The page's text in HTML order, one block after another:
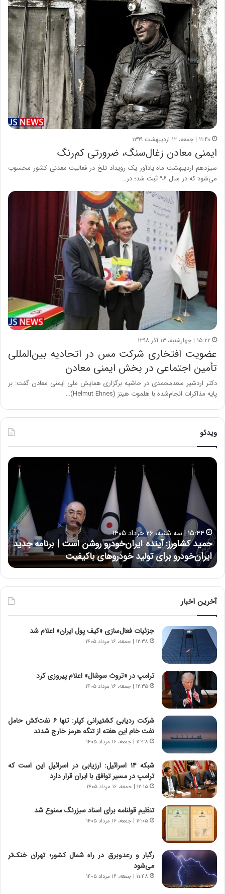
۱۱:۴۰ | جمعه، ۱۲ اردیبهشت ۱۳۹۹
ایمنی معادن زغال‌سنگ، ضرورتی کم‌رنگ
سیزدهم اردیبهشت ماه یادآور یک رویداد تلخ در فعالیت معدنی کشور محسوب
می‌شود که در سال ۹۶ ثبت شد؛ در…
۱۵:۲۲ | چهارشنبه، ۱۳ آذر ۱۳۹۸
عضویت افتخاری شرکت مس در اتحادیه بین‌المللی
تأمین اجتماعی در بخش ایمنی معادن
دکتر اردشیر سعدمحمدی در حاشیه برگزاری همایش ملی ایمنی معادن گفت: بر
پایه مذاکرات انجام‌شده با هلموت هینز (Helmut Ehnes)…
ویدئو
روشن است | برنامه جدید
باکیفیت
س
ی
ن
ل
ی
ی
:
د
ر
ط
ا
ر
ا
ی
ن
،
ه
گ
ا
ه
ز
ا
ج
گ
۱۷:۳۹ | سه شنبه، ۲۲ اردیبهشت ۱۴۰۵
حسین علایی: در طول تاریخ
نتوانسته در مقابل چنین قدرتی
آخرین اخبار
جزئیات فعال‌سازی «کیف پول ایران» اعلام شد
۱۲:۳۸ | جمعه، ۱۶ مرداد ۱۴۰۵
ترامپ در «تروث سوشال» اعلام پیروزی کرد
۱۲:۳۵ | جمعه، ۱۶ مرداد ۱۴۰۵
شرکت ردیابی کشتیرانی کپلر: تنها ۶ نفت‌کش حامل
نفت خام این هفته از تنگه هرمز خارج شدند
۱۲:۲۸ | جمعه، ۱۶ مرداد ۱۴۰۵
شبکه ۱۴ اسرائیل: ارزیابی در اسرائیل این است که
ترامپ در مسیر توافق با ایران قرار دارد
۱۲:۱۵ | جمعه، ۱۶ مرداد ۱۴۰۵
تنظیم قولنامه برای اسناد سبزرنگ ممنوع شد
۱۲:۰۵ | جمعه، ۱۶ مرداد ۱۴۰۵
رگبار و رعدوبرق در راه شمال کشور؛ تهران خنک‌تر
می‌شود
۱۱:۴۸ | جمعه، ۱۶ مرداد ۱۴۰۵